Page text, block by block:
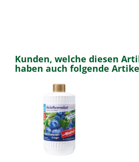
Kunden, welche diesen
haben auch folgende